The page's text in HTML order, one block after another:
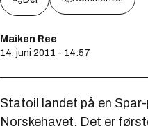
Maiken Ree
14. juni 2011 - 14:57
Statoil landet på en
Norskehavet. Det er